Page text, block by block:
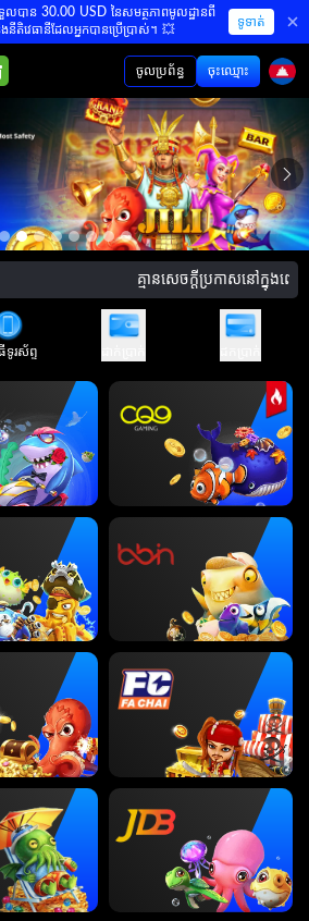
ទួលបាន 30.00 USD នៃសមត្ថភាពមូលដ្ឋានពី
តិវេធានីដែលអ្នកបានប្រើប្រាស់។ 💥
ទូទាត់
ចុះឈ្មោះ
ចូលប្រព័ន្ធ
គ្មានសេចក្តីប្រកាសនៅក្នុងពេល
ទូរស័ព្ទ